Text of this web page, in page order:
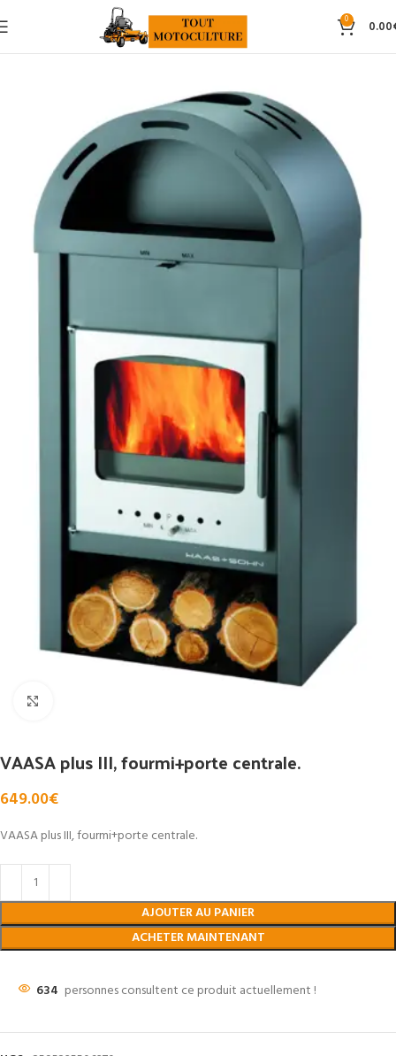
0 0.00
VAASA plus III, fourmi+porte centrale.
649.00€
VAASA plus III, fourmi+porte centrale.
AJOUTER AU PANIER
ACHETER MAINTENANT
634 personnes consultent ce produit actuellement !